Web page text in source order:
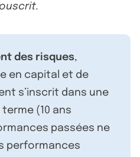
des risques,
en capital et de
s’inscrit dans une
(10 ans
passées ne
performances